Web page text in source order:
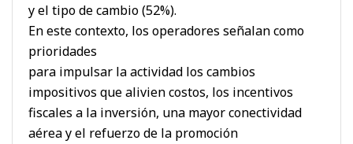
y el tipo de cambio (52%).
En este contexto, los operadores señalan como
prioridades
para impulsar la actividad los cambios
impositivos que alivien costos, los incentivos
fiscales a la inversión, una mayor conectividad
aérea y el refuerzo de la promoción